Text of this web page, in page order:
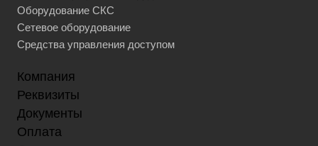
Оборудование СКС
Сетевое оборудование
Средства управления доступом
Компания
Реквизиты
Документы
Оплата